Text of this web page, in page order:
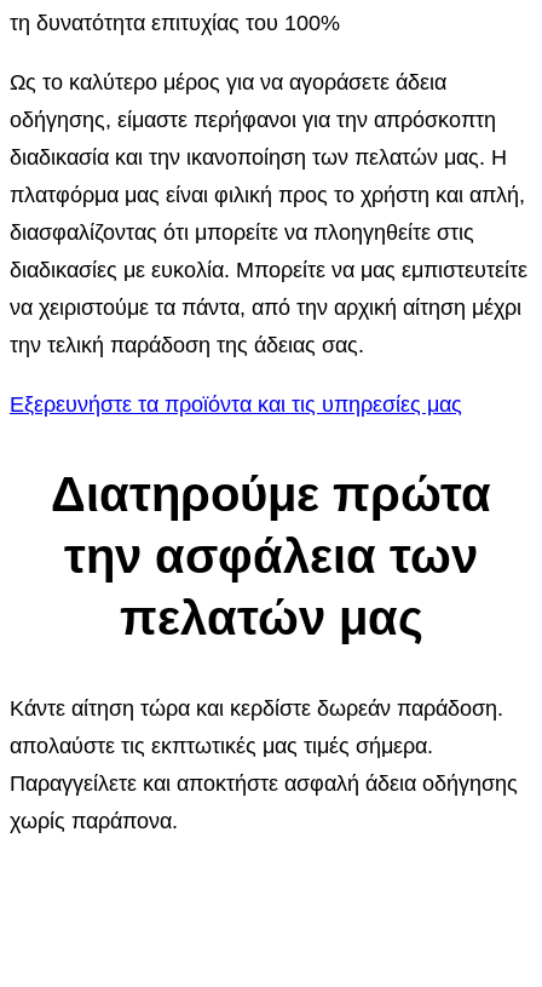
τη δυνατότητα επιτυχίας του 100%
Ως το καλύτερο μέρος για να αγοράσετε άδεια
οδήγησης, είμαστε περήφανοι για την απρόσκοπτη
διαδικασία και την ικανοποίηση των πελατών μας. Η
πλατφόρμα μας είναι φιλική προς το χρήστη και απλή,
διασφαλίζοντας ότι μπορείτε να πλοηγηθείτε στις
διαδικασίες με ευκολία. Μπορείτε να μας εμπιστευτείτε
να χειριστούμε τα πάντα, από την αρχική αίτηση μέχρι
την τελική παράδοση της άδειας σας.
Εξερευνήστε τα προϊόντα και τις υπηρεσίες μας
Διατηρούμε πρώτα
την ασφάλεια των
πελατών μας
Κάντε αίτηση τώρα και κερδίστε δωρεάν παράδοση.
απολαύστε τις εκπτωτικές μας τιμές σήμερα.
Παραγγείλετε και αποκτήστε ασφαλή άδεια οδήγησης
χωρίς παράπονα.